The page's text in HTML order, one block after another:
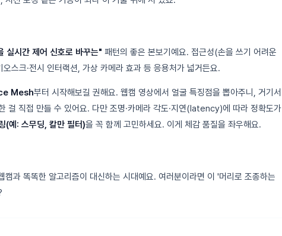
실시간 제어 신호로 바꾸는" 패턴의 좋은 본보기예요. 접근성(손을 쓰기 어려운
스크·전시 인터랙션, 가상 카메라 효과 등 응용처가 넓거든요.
Mesh부터 시작해보길 권해요. 웹캠 영상에서 얼굴 특징점을 뽑아주니, 거기서
걸 직접 만들 수 있어요. 다만 조명·카메라 각도·지연(latency)에 따라 정확도가
(예: 스무딩, 칼만 필터)을 꼭 함께 고민하세요. 이게 체감 품질을 좌우해요.
과 똑똑한 알고리즘이 대신하는 시대예요. 여러분이라면 이 '머리로 조종하는